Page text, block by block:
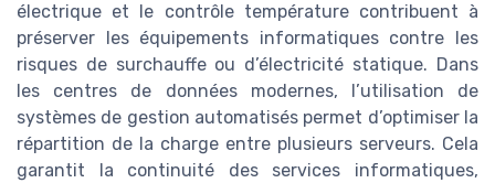
électrique et le contrôle température contribuent à
préserver les équipements informatiques contre les
risques de surchauffe ou d’électricité statique. Dans
les centres de données modernes, l’utilisation de
systèmes de gestion automatisés permet d’optimiser la
répartition de la charge entre plusieurs serveurs. Cela
garantit la continuité des services informatiques,